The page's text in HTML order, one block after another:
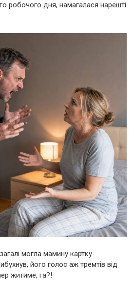
робочого дня, намагалася нарешті
могла мамину картку
його голос аж тремтів від
житиме, га?!